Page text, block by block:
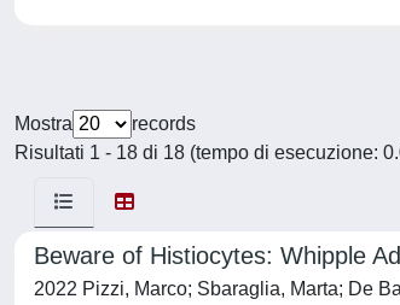
Mostra
records
Risultati 1 - 18 di 18 (tempo di esecuzione:
Beware of Histiocytes: Whipple
2022 Pizzi, Marco; Sbaraglia, Marta; De